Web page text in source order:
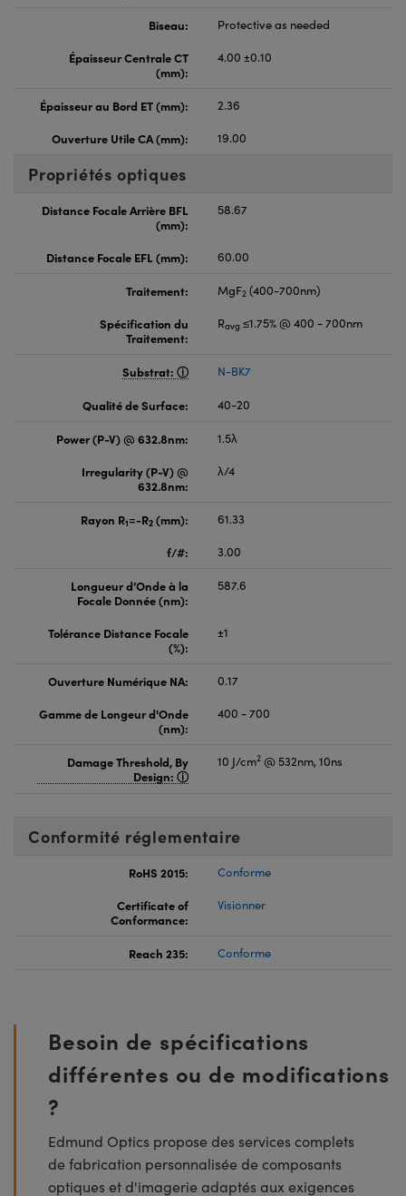
Biseau:
Protective as needed
Épaisseur Centrale CT
(mm):
4.00 ±0.10
Épaisseur au Bord ET (mm):
2.36
Ouverture Utile CA (mm):
19.00
Propriétés optiques
Distance Focale Arrière BFL
(mm):
58.67
Distance Focale EFL (mm): 60.00
Traitement: MgF2 (400-700nm)
Spécification du
Traitement:
Ravg ≤1.75% @ 400 - 700nm
Substrat: N-BK7
Qualité de Surface: 40-20
Power (P-V) @ 632.8nm:
1.5λ
Irregularity (P-V) @
632.8nm:
λ/4
Rayon R1=-R2 (mm):
61.33
f/#:
3.00
Longueur d’Onde à la
Focale Donnée (nm):
587.6
Tolérance Distance Focale
(%):
±1
Ouverture Numérique NA:
0.17
Gamme de Longeur d'Onde
(nm):
400 - 700
Damage Threshold, By
Design:
10 J/cm2 @ 532nm, 10ns
Conformité réglementaire
RoHS 2015:
Conforme
Certificate of
Conformance:
Visionner
Reach 235: Conforme
Besoin de spécifications
différentes ou de modifications
?
Edmund Optics propose des services complets
de fabrication personnalisée de composants
optiques et d'imagerie adaptés aux exigences